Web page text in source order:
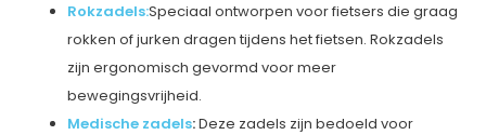
Rokzadels:Speciaal ontworpen voor fietsers die graag
rokken of jurken dragen tijdens het fietsen. Rokzadels
zijn ergonomisch gevormd voor meer
bewegingsvrijheid.
Medische zadels:Deze zadels zijn bedoeld voor